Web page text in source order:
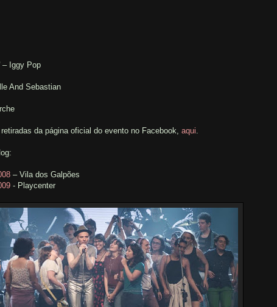
– Iggy Pop
And Sebastian
da página oficial do evento no Facebook, aqui.
– Vila dos Galpões
- Playcenter